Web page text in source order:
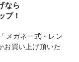
なら
プ！
メガネ一式・レン
お買い上げ頂いた